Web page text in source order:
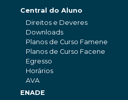
Central do Aluno
Direitos e Deveres
Downloads
Planos de Curso Famene
Planos de Curso Facene
Egresso
Horários
AVA
ENADE